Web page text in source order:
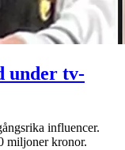
under tv-
influencer.
miljoner kronor.